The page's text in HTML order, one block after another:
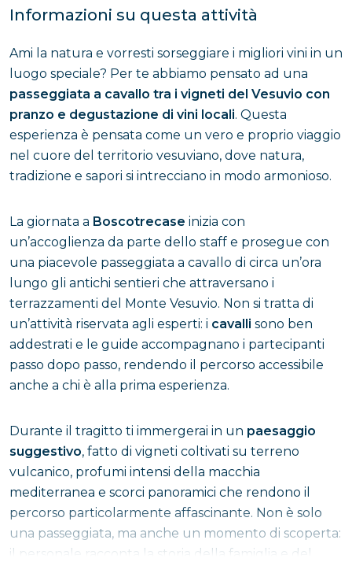
Informazioni su questa attività
Ami la natura e vorresti sorseggiare i migliori vini in un
luogo speciale? Per te abbiamo pensato ad una
passeggiata a cavallo tra i vigneti del Vesuvio con
pranzo e degustazione di vini locali. Questa
esperienza è pensata come un vero e proprio viaggio
nel cuore del territorio vesuviano, dove natura,
tradizione e sapori si intrecciano in modo armonioso.
La giornata a Boscotrecase inizia con
un’accoglienza da parte dello staff e prosegue con
una piacevole passeggiata a cavallo di circa un’ora
lungo gli antichi sentieri che attraversano i
terrazzamenti del Monte Vesuvio. Non si tratta di
un’attività riservata agli esperti: i cavalli sono ben
addestrati e le guide accompagnano i partecipanti
passo dopo passo, rendendo il percorso accessibile
anche a chi è alla prima esperienza.
Durante il tragitto ti immergerai in un paesaggio
suggestivo, fatto di vigneti coltivati su terreno
vulcanico, profumi intensi della macchia
mediterranea e scorci panoramici che rendono il
percorso particolarmente affascinante. Non è solo
una passeggiata, ma anche un momento di scoperta:
il personale racconta la storia della famiglia e del